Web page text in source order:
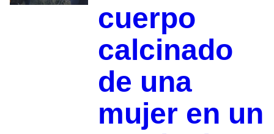
cuerpo
calcinado
de una
mujer en un